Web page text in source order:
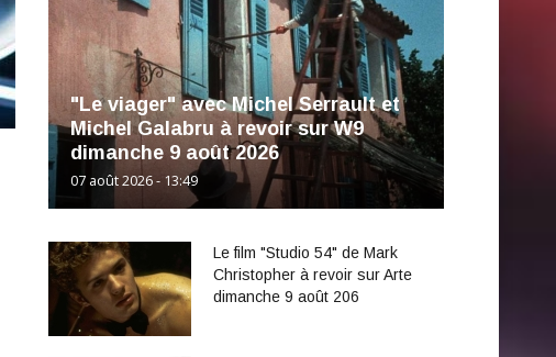
"Le viager" avec Michel Serrault et
Michel Galabru à revoir sur W9
dimanche 9 août 2026
07 août 2026 - 13:49
Le film "Studio 54" de Mark
Christopher à revoir sur Arte
dimanche 9 août 206